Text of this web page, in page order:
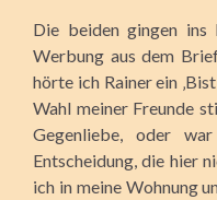
Die beiden gingen ins
Werbung aus dem
hörte ich Rainer ein
Wahl meiner Freunde
Gegenliebe, oder
Entscheidung, die hier
ich in meine Wohnung